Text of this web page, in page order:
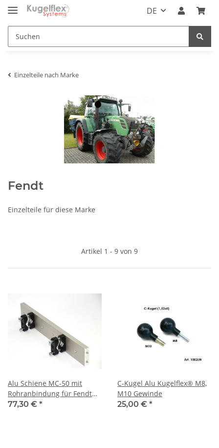
DE
Einzelteile nach Marke
Fendt
Einzelteile für diese Marke
Artikel 1 - 9 von 9
Alu Schiene MC-50 mit
Rohranbindung für Fendt
718
77,30 € *
C-Kugel Alu Kugelflex® M8,
M10 Gewinde
25,00 € *